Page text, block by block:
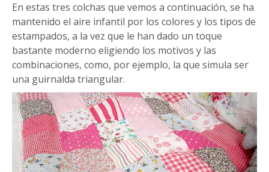
En estas tres colchas que vemos a continuación, se ha
mantenido el aire infantil por los colores y los tipos de
estampados, a la vez que le han dado un toque
bastante moderno eligiendo los motivos y las
combinaciones, como, por ejemplo, la que simula ser
una guirnalda triangular.